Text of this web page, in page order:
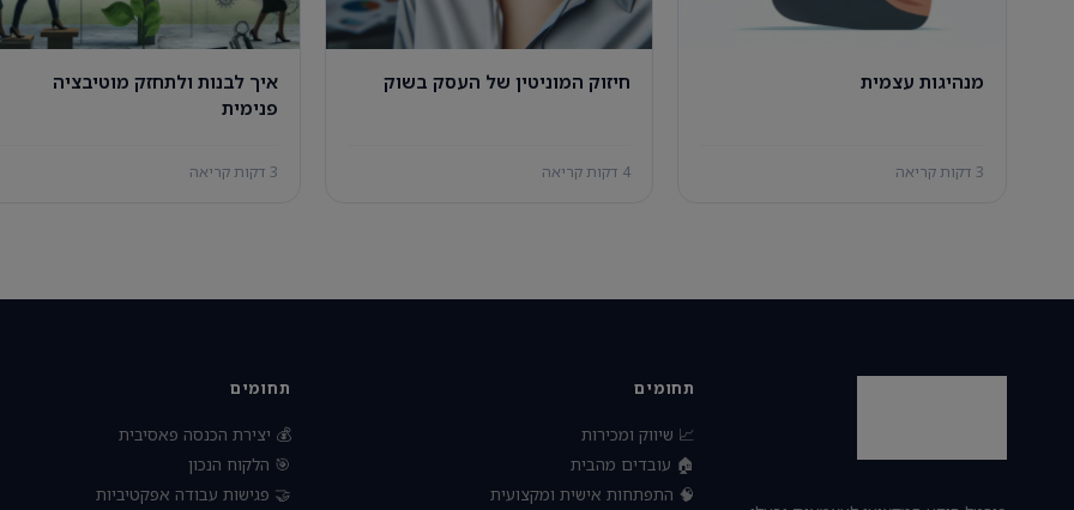
מנהיגות עצמית
3 דקות קריאה
חיזוק המוניטין של העסק בשוק
4 דקות קריאה
איך לבנות ולתחזק מוטיבציה
פנימית
3 דקות קריאה
תחומים
📈 שיווק ומכירות
🏠 עובדים מהבית
🧠 התפתחות אישית ומקצועית
תחומים
💰 יצירת הכנסה פאסיבית
🎯 הלקוח הנכון
🤝 פגישות עבודה אפקטיביות